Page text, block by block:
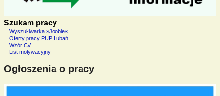
Szukam pracy
Wyszukiwarka »Jooble«
Oferty pracy PUP Lubań
Wzór CV
List motywacyjny
Ogłoszenia o pracy